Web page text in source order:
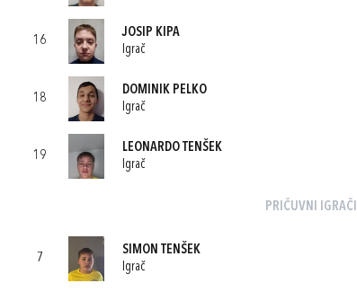
16
JOSIP KIPA
Igrač
18
DOMINIK PELKO
Igrač
19
LEONARDO TENŠEK
Igrač
PRIČUVNI IGRAČI
7
SIMON TENŠEK
Igrač